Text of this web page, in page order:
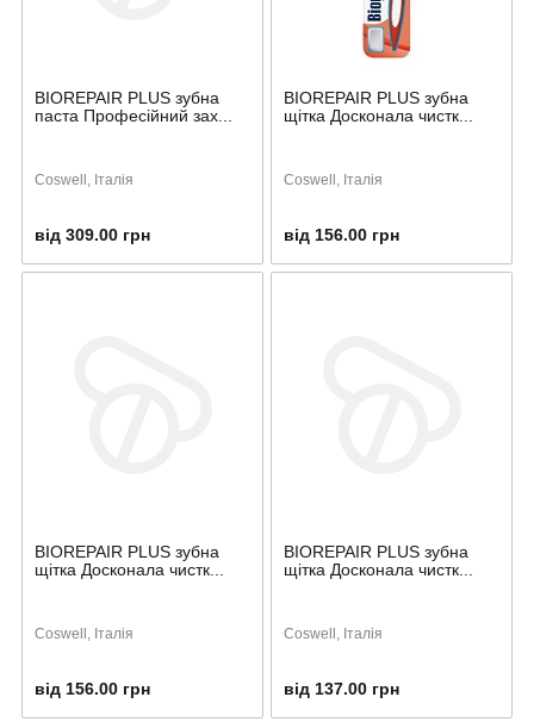
BIOREPAIR PLUS зубна
паста Професійний зах...
Coswell, Італія
від 309.00 грн
BIOREPAIR PLUS зубна
щітка Досконала чистк...
Coswell, Італія
від 156.00 грн
BIOREPAIR PLUS зубна
щітка Досконала чистк...
Coswell, Італія
від 156.00 грн
BIOREPAIR PLUS зубна
щітка Досконала чистк...
Coswell, Італія
від 137.00 грн